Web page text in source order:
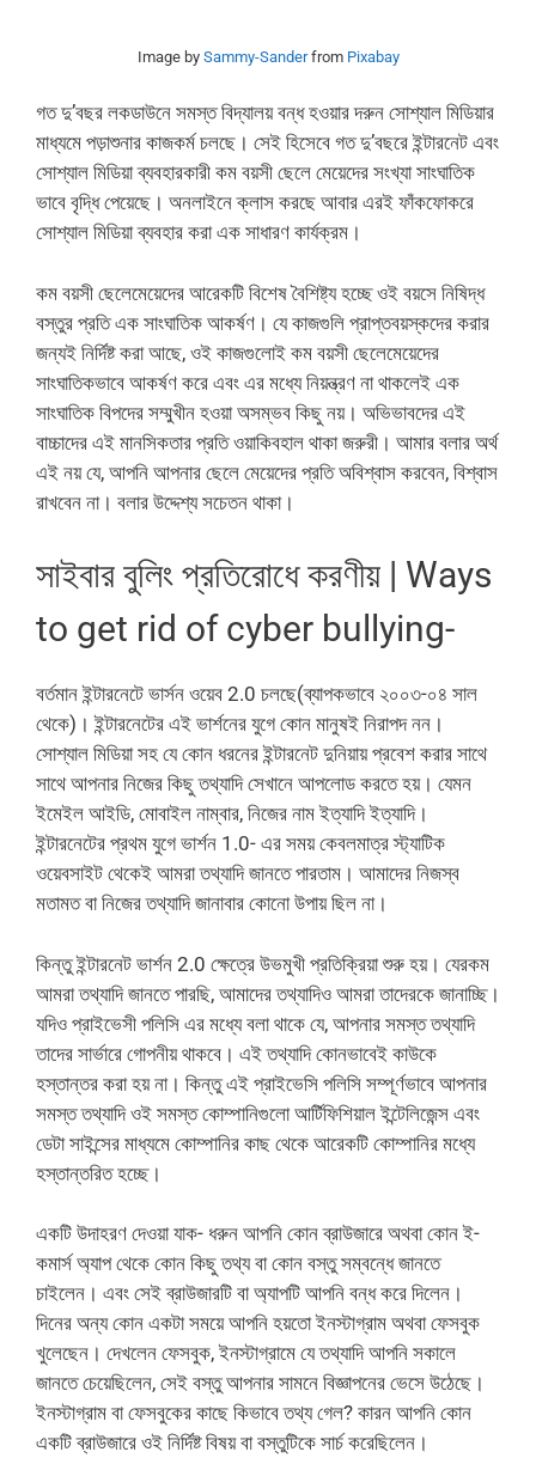
Image by Sammy-Sanderfrom Pixabay
গত দু’বছর লকডাউনে সমস্ত বিদ্যালয় বন্ধ হওয়ার দরুন সোশ্যাল মিডিয়ার
মাধ্যমে পড়াশুনার কাজকর্ম চলছে। সেই হিসেবে গত দু’বছরে ইন্টারনেট এবং
সোশ্যাল মিডিয়া ব্যবহারকারী কম বয়সী ছেলে মেয়েদের সংখ্যা সাংঘাতিক
ভাবে বৃদ্ধি পেয়েছে। অনলাইনে ক্লাস করছে আবার এরই ফাঁকফোকরে
সোশ্যাল মিডিয়া ব্যবহার করা এক সাধারণ কার্যক্রম।
কম বয়সী ছেলেমেয়েদের আরেকটি বিশেষ বৈশিষ্ট্য হচ্ছে ওই বয়সে নিষিদ্ধ
বস্তুর প্রতি এক সাংঘাতিক আকর্ষণ। যে কাজগুলি প্রাপ্তবয়স্কদের করার
জন্যই নির্দিষ্ট করা আছে, ওই কাজগুলোই কম বয়সী ছেলেমেয়েদের
সাংঘাতিকভাবে আকর্ষণ করে এবং এর মধ্যে নিয়ন্ত্রণ না থাকলেই এক
সাংঘাতিক বিপদের সম্মুখীন হওয়া অসম্ভব কিছু নয়। অভিভাবদের এই
বাচ্চাদের এই মানসিকতার প্রতি ওয়াকিবহাল থাকা জরুরী। আমার বলার অর্থ
এই নয় যে, আপনি আপনার ছেলে মেয়েদের প্রতি অবিশ্বাস করবেন, বিশ্বাস
রাখবেন না। বলার উদ্দেশ্য সচেতন থাকা।
সাইবার বুলিং প্রতিরোধে করণীয় | Ways
to get rid of cyber bullying-
বর্তমান ইন্টারনেটে ভার্সন ওয়েব 2.0 চলছে(ব্যাপকভাবে ২০০৩-০৪ সাল
থেকে)। ইন্টারনেটের এই ভার্শনের যুগে কোন মানুষই নিরাপদ নন।
সোশ্যাল মিডিয়া সহ যে কোন ধরনের ইন্টারনেট দুনিয়ায় প্রবেশ করার সাথে
সাথে আপনার নিজের কিছু তথ্যাদি সেখানে আপলোড করতে হয়। যেমন
ইমেইল আইডি, মোবাইল নাম্বার, নিজের নাম ইত্যাদি ইত্যাদি।
ইন্টারনেটের প্রথম যুগে ভার্শন 1.0- এর সময় কেবলমাত্র স্ট্যাটিক
ওয়েবসাইট থেকেই আমরা তথ্যাদি জানতে পারতাম। আমাদের নিজস্ব
মতামত বা নিজের তথ্যাদি জানাবার কোনো উপায় ছিল না।
কিন্তু ইন্টারনেট ভার্শন 2.0 ক্ষেত্রে উভমুখী প্রতিক্রিয়া শুরু হয়। যেরকম
আমরা তথ্যাদি জানতে পারছি, আমাদের তথ্যাদিও আমরা তাদেরকে জানাচ্ছি।
যদিও প্রাইভেসী পলিসি এর মধ্যে বলা থাকে যে, আপনার সমস্ত তথ্যাদি
তাদের সার্ভারে গোপনীয় থাকবে‌। এই তথ্যাদি কোনভাবেই কাউকে
হস্তান্তর করা হয় না। কিন্তু এই প্রাইভেসি পলিসি সম্পূর্ণভাবে আপনার
সমস্ত তথ্যাদি ওই সমস্ত কোম্পানিগুলো আর্টিফিশিয়াল ইন্টেলিজেন্স এবং
ডেটা সাইন্সের মাধ্যমে কোম্পানির কাছ থেকে আরেকটি কোম্পানির মধ্যে
হস্তান্তরিত হচ্ছে।
একটি উদাহরণ দেওয়া যাক- ধরুন আপনি কোন ব্রাউজারে অথবা কোন ই-
কমার্স অ্যাপ থেকে কোন কিছু তথ্য বা কোন বস্তু সম্বন্ধে জানতে
চাইলেন। এবং সেই ব্রাউজারটি বা অ্যাপটি আপনি বন্ধ করে দিলেন।
দিনের অন্য কোন একটা সময়ে আপনি হয়তো ইনস্টাগ্রাম অথবা ফেসবুক
খুলেছেন। দেখলেন ফেসবুক, ইনস্টাগ্রামে যে তথ্যাদি আপনি সকালে
জানতে চেয়েছিলেন, সেই বস্তু আপনার সামনে বিজ্ঞাপনের ভেসে উঠেছে।
ইনস্টাগ্রাম বা ফেসবুকের কাছে কিভাবে তথ্য গেল? কারন আপনি কোন
একটি ব্রাউজারে ওই নির্দিষ্ট বিষয় বা বস্তুটিকে সার্চ করেছিলেন।